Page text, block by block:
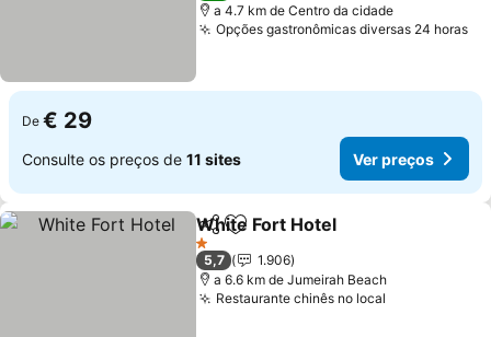
a 4.7 km de Centro da cidade
Opções gastronômicas diversas 24 horas
De € 29
Consulte os preços de 11 sites Ver preços
PartilharAdicionar aos favoritos
White Fort Hotel
1 Estrelas
5,7
1.906
a 6.6 km de Jumeirah Beach
Restaurante chinês no local